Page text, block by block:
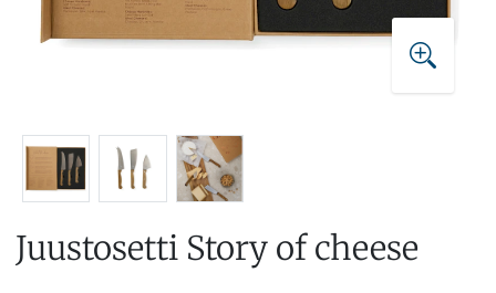
Juustosetti Story of cheese